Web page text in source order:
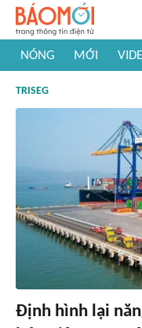
NÓNG MỚI
#Khám phá thế giới
TRISEG
Định hình lại